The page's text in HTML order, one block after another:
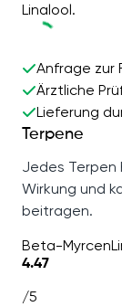
Linalool.
Anfrage zur
Ärztliche
Lieferung
Terpene
Jedes
Wirkung und
beitragen.
Beta-Myrcen
4.47
/5